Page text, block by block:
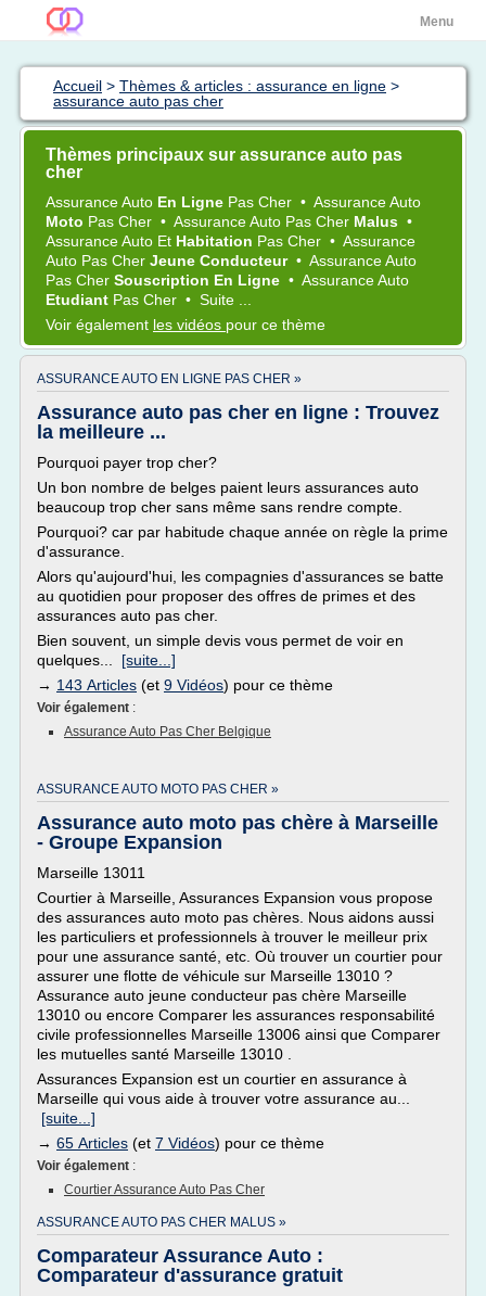
Menu
Accueil > Thèmes & articles : assurance en ligne >
assurance auto pas cher
Thèmes principaux sur assurance auto pas
cher
Assurance Auto En Ligne Pas Cher • Assurance Auto
Moto Pas Cher • Assurance Auto Pas Cher Malus •
Assurance Auto Et Habitation Pas Cher • Assurance
Auto Pas Cher Jeune Conducteur • Assurance Auto
Pas Cher Souscription En Ligne • Assurance Auto
Etudiant Pas Cher • Suite ...
Voir également les vidéos pour ce thème
ASSURANCE AUTO EN LIGNE PAS CHER »
Assurance auto pas cher en ligne : Trouvez
la meilleure ...
Pourquoi payer trop cher?
Un bon nombre de belges paient leurs assurances auto
beaucoup trop cher sans même sans rendre compte.
Pourquoi? car par habitude chaque année on règle la prime
d'assurance.
Alors qu'aujourd'hui, les compagnies d'assurances se batte
au quotidien pour proposer des offres de primes et des
assurances auto pas cher.
Bien souvent, un simple devis vous permet de voir en
quelques... [suite...]
→ 143 Articles (et 9 Vidéos) pour ce thème
Voir également :
Assurance Auto Pas Cher Belgique
ASSURANCE AUTO MOTO PAS CHER »
Assurance auto moto pas chère à Marseille
- Groupe Expansion
Marseille 13011
Courtier à Marseille, Assurances Expansion vous propose
des assurances auto moto pas chères. Nous aidons aussi
les particuliers et professionnels à trouver le meilleur prix
pour une assurance santé, etc. Où trouver un courtier pour
assurer une flotte de véhicule sur Marseille 13010 ?
Assurance auto jeune conducteur pas chère Marseille
13010 ou encore Comparer les assurances responsabilité
civile professionnelles Marseille 13006 ainsi que Comparer
les mutuelles santé Marseille 13010 .
Assurances Expansion est un courtier en assurance à
Marseille qui vous aide à trouver votre assurance au...
[suite...]
→ 65 Articles (et 7 Vidéos) pour ce thème
Voir également :
Courtier Assurance Auto Pas Cher
ASSURANCE AUTO PAS CHER MALUS »
Comparateur Assurance Auto :
Comparateur d'assurance gratuit